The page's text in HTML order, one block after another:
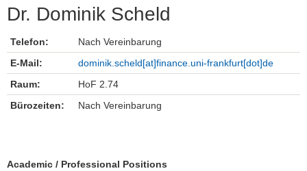
Finanzen
Dr. Dominik Scheld
Dr. Dominik Scheld
Telefon:
Nach Vereinbarung
E-Mail:
dominik.scheld[at]finance.uni-frankfurt[dot]de
Raum:
HoF 2.74
Bürozeiten:
Nach Vereinbarung
Academic / Professional Positions